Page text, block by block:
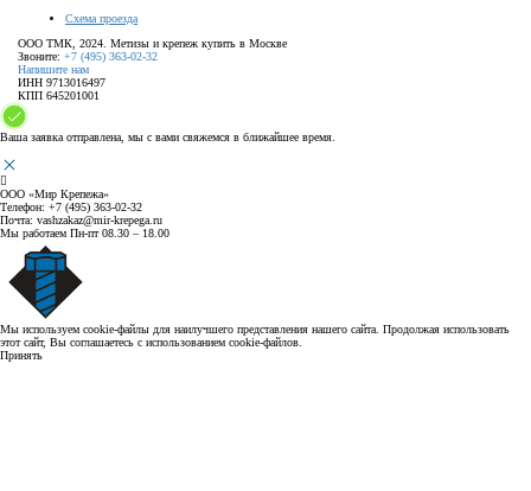
Схема проезда
ООО ТМК, 2024. Метизы и крепеж купить в Москве
Звоните: +7 (495) 363-02-32
Напишите нам
ИНН 9713016497
КПП 645201001
Ваша заявка отправлена, мы с вами свяжемся в ближайшее время.
ООО «Мир Крепежа»
Телефон: +7 (495) 363-02-32
Почта: vashzakaz@mir-krepega.ru
Мы работаем Пн-пт 08.30 – 18.00
Мы используем cookie-файлы для наилучшего представления нашего сайта. Продолжая использовать
этот сайт, Вы соглашаетесь с использованием cookie-файлов.
Принять